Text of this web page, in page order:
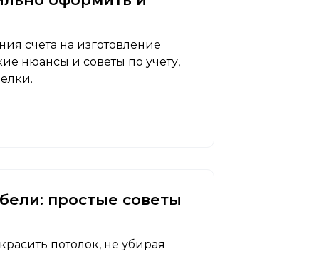
счета на изготовление
нюансы и советы по учету,
простые советы
потолок, не убирая